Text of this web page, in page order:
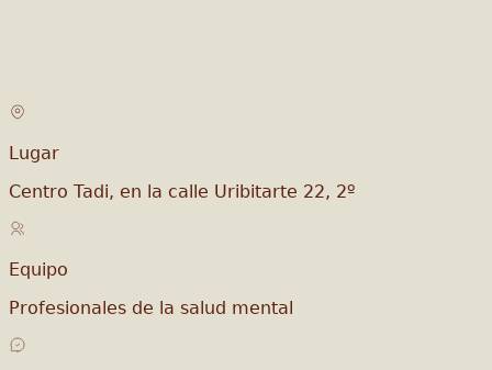
Lugar
Centro Tadi, en la calle Uribitarte 22, 2º
Equipo
Profesionales de la salud mental